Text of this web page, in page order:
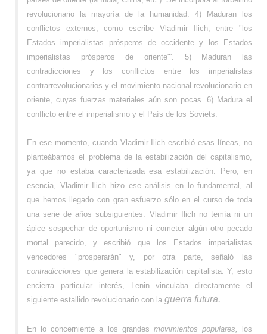
revolucionario la mayoría de la humanidad. 4) Maduran los
conflictos externos, como escribe Vladimir Ilich, entre "los
Estados imperialistas prósperos de occidente y los Estados
imperialistas prósperos de oriente"'. 5) Maduran las
contradicciones y los conflictos entre los imperialistas
contrarrevolucionarios y el movimiento nacional-revolucionario en
oriente, cuyas fuerzas materiales aún son pocas. 6) Madura el
conflicto entre el imperialismo y el País de los Soviets.
En ese momento, cuando Vladimir Ilich escribió esas líneas, no
planteábamos el problema de la estabilización del capitalismo,
ya que no estaba caracterizada esa estabilización. Pero, en
esencia, Vladimir Ilich hizo ese análisis en lo fundamental, al
que hemos llegado con gran esfuerzo sólo en el curso de toda
una serie de años subsiguientes. Vladimir Ilich no temía ni un
ápice sospechar de oportunismo ni cometer algún otro pecado
mortal parecido, y escribió que los Estados imperialistas
vencedores "prosperarán" y, por otra parte, señaló las
contradicciones que genera la estabilización capitalista. Y, esto
encierra particular interés, Lenin vinculaba directamente el
siguiente estallido revolucionario con la guerra futura.
En lo concerniente a los grandes movimientos populares, los